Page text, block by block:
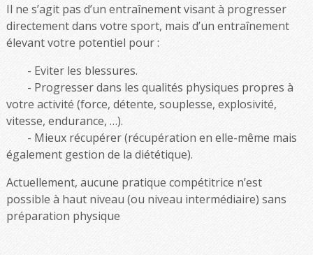
Il ne s’agit pas d’un entraînement visant à progresser
directement dans votre sport, mais d’un entraînement
élevant votre potentiel pour :
Eviter les blessures.
Progresser dans les qualités physiques propres à
votre activité (force, détente, souplesse, explosivité,
vitesse, endurance, …).
Mieux récupérer (récupération en elle-même mais
également gestion de la diététique).
Actuellement, aucune pratique compétitrice n’est
possible à haut niveau (ou niveau intermédiaire) sans
préparation physique